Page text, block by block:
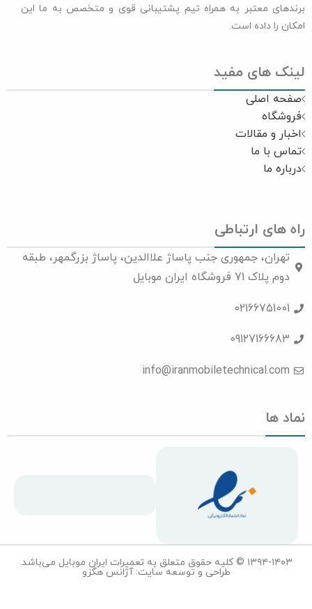
برندهای معتبر به همراه تیم پشتیبانی قوی و متخصص به ما این
امکان را داده است.
لینک های مفید
صفحه اصلی
فروشگاه
اخبار و مقالات
تماس با ما
درباره ما
راه های ارتباطی
تهران، جمهوری جنب پاساژ علاالدین، پاساژ بزرگمهر، طبقه
دوم پلاک 71 فروشگاه ایران موبایل
02166751001
09127166683
info@iranmobiletechnical.com
نماد ها
۱۳۹۴-۱۴۰۳ © کلیه حقوق متعلق به تعمیرات ایران موبایل می‌باشد.
طراحی و توسعه سایت: آژانس هگزو